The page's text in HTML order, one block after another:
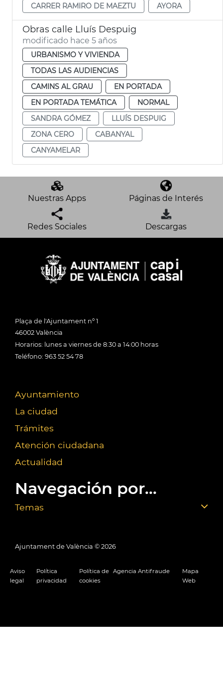
CARRER RAMIRO DE MAEZTU
AYORA
Obras calle Lluís Despuig
modificado hace 5 años
URBANISMO Y VIVIENDA
TODAS LAS AUDIENCIAS
CAMINS AL GRAU
EN PORTADA
EN PORTADA TEMÁTICA
NORMAL
SANDRA GÓMEZ
LLUÍS DESPUIG
ZONA CERO
CABANYAL
CANYAMELAR
Nuestras Apps Páginas de Interés
Redes Sociales Descargas
Plaça de l'Ajuntament nº 1
46002 València
Horarios: lunes a viernes de 8:30 a 14:00 horas
Teléfono: 963 52 54 78
Ayuntamiento
La ciudad
Trámites
Atención ciudadana
Actualidad
Navegación por...
Temas
Ajuntament de València © 2026
Aviso
legal
Política
privacidad
Política de
cookies
Agencia Antifraude
Mapa
Web